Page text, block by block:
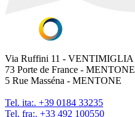
Via Ruffini 11 - VENTIMIGLIA
73 Porte de France - MENTONE
5 Rue Masséna - MENTONE
Tel. ita:. +39 0184 33235
Tel. fra:. +33 492 100550